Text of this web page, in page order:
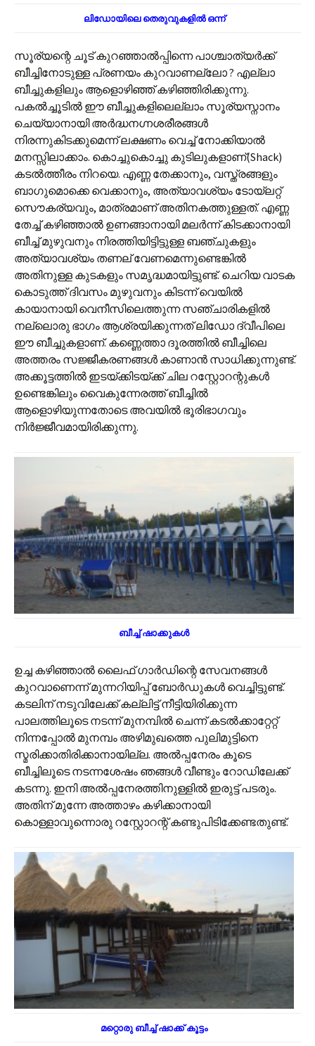
ലിഡോയിലെ തെരുവുകളിൽ ഒന്ന്
സൂര്യന്റെ ചൂട് കുറഞ്ഞാൽപ്പിന്നെ പാശ്ചാത്യർക്ക്
ബീച്ചിനോടുള്ള പ്രണയം കുറവാണല്ലോ ? എല്ലാ
ബീച്ചുകളിലും ആളൊഴിഞ്ഞ് കഴിഞ്ഞിരിക്കുന്നു.
പകൽച്ചൂടിൽ ഈ ബീച്ചുകളിലെല്ലാം സൂര്യസ്നാനം
ചെയ്യാനായി അർദ്ധനഗ്നശരീരങ്ങൾ
നിരന്നുകിടക്കുമെന്ന് ലക്ഷണം വെച്ച് നോക്കിയാൽ
മനസ്സിലാക്കാം. കൊച്ചുകൊച്ചു കുടിലുകളാണ്(Shack)
കടൽത്തീരം നിറയെ. എണ്ണ തേക്കാനും, വസ്ത്രങ്ങളും
ബാഗുമൊക്കെ വെക്കാനും, അത്യാവശ്യം ടോയ്‌ലറ്റ്
സൌകര്യവും, മാത്രമാണ് അതിനകത്തുള്ളത്. എണ്ണ
തേച്ച് കഴിഞ്ഞാൽ ഉണങ്ങാനായി മലർന്ന് കിടക്കാനായി
ബീച്ച് മുഴുവനും നിരത്തിയിട്ടിട്ടുള്ള ബഞ്ചുകളും
അത്യാവശ്യം തണല് വേണമെന്നുണ്ടെങ്കിൽ
അതിനുള്ള കുടകളും സ‌മൃദ്ധമായിട്ടുണ്ട്. ചെറിയ വാടക
കൊടുത്ത് ദിവസം മുഴുവനും കിടന്ന് വെയിൽ
കായാനായി വെനീസിലെത്തുന്ന സഞ്ചാരികളിൽ
നല്ലൊരു ഭാഗം ആശ്രയിക്കുന്നത് ലിഡോ ദ്വീപിലെ
ഈ ബീച്ചുകളാണ്. കണ്ണെത്താ ദൂരത്തിൽ ബീച്ചിലെ
അത്തരം സജ്ജീകരണങ്ങൾ കാണാൻ സാധിക്കുന്നുണ്ട്.
അക്കൂട്ടത്തിൽ ഇടയ്ക്കിടയ്ക്ക് ചില റസ്റ്റോറന്റുകൾ
ഉണ്ടെങ്കിലും വൈകുന്നേരത്ത് ബീച്ചിൽ
ആളൊഴിയുന്നതോടെ അവയിൽ ഭൂരിഭാഗവും
നിർജ്ജീവമായിരിക്കുന്നു.
ബീച്ച് ഷാക്കുകൾ
ഉച്ച കഴിഞ്ഞാൽ ലൈഫ് ഗാർഡിന്റെ സേവനങ്ങൾ
കുറവാണെന്ന് മുന്നറിയിപ്പ് ബോർഡുകൾ വെച്ചിട്ടുണ്ട്.
കടലിന് നടുവിലേക്ക് കല്ലിട്ട് നീട്ടിയിരിക്കുന്ന
പാലത്തിലൂടെ നടന്ന് മുനമ്പിൽ ചെന്ന് കടൽക്കാറ്റേറ്റ്
നിന്നപ്പോൽ മുനമ്പം അഴിമുഖത്തെ പുലിമുട്ടിനെ
സ്മരിക്കാതിരിക്കാനായില്ല. അൽ‌പ്പനേരം കൂടെ
ബീച്ചിലൂടെ നടന്നശേഷം ഞങ്ങൾ വീണ്ടും റോഡിലേക്ക്
കടന്നു. ഇനി അൽ‌പ്പനേരത്തിനുള്ളിൽ ഇരുട്ട് പടരും.
അതിന് മുന്നേ അത്താഴം കഴിക്കാനായി
കൊള്ളാവുന്നൊരു റസ്റ്റോറന്റ് കണ്ടുപിടിക്കേണ്ടതുണ്ട്.
മറ്റൊരു ബീച്ച് ഷാക്ക് കൂട്ടം